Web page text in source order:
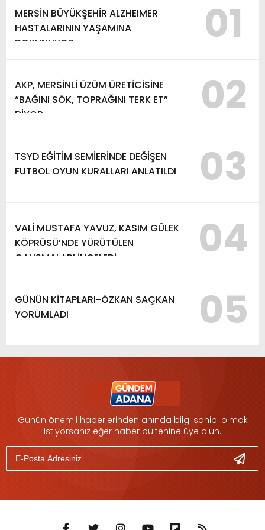
MERSİN BÜYÜKŞEHİR ALZHEIMER
HASTALARININ YAŞAMINA
DOKUNUYOR
01
AKP, MERSİNLİ ÜZÜM ÜRETİCİSİNE
“BAĞINI SÖK, TOPRAĞINI TERK ET”
DİYOR
02
TSYD EĞİTİM SEMİERİNDE DEĞİŞEN
FUTBOL OYUN KURALLARI ANLATILDI
03
VALİ MUSTAFA YAVUZ, KASIM GÜLEK
KÖPRÜSÜ’NDE YÜRÜTÜLEN
ÇALIŞMALARI İNCELEDİ
04
GÜNÜN KİTAPLARI-ÖZKAN SAÇKAN
YORUMLADI
05
Günün önemli haberlerinden anında bilgi sahibi olmak
istiyorsanız eğer haber bültenine üye olun.